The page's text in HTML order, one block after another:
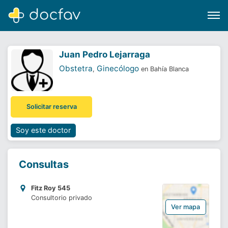
Software para clínicas
¿Eres un doctor?
Juan Pedro Lejarraga
Obstetra, Ginecólogo en Bahía Blanca
Solicitar reserva
Soy este doctor
Consultas
Fitz Roy 545
Consultorio privado
Ver mapa